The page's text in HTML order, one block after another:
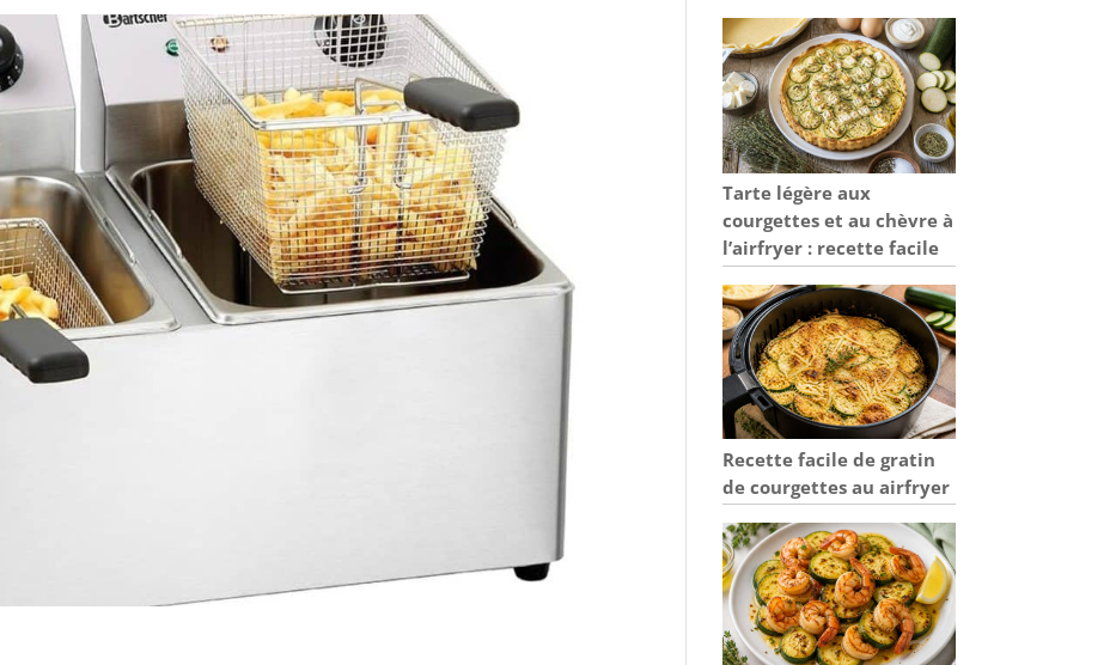
Tarte légère aux
courgettes et au chèvre à
l’airfryer : recette facile
Recette facile de gratin
de courgettes au airfryer